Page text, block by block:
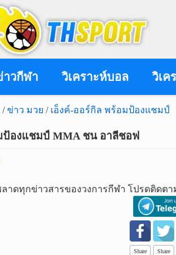
าวกีฬา วิเคราะห์บอล วิเค
/ ข่าว มวย / เอ็งค์-ออร์กิล พร้อมป้องแชมป์
ป้องแชมป์ MMA ชน อาลีชอฟ
าดทุกข่าวสารของวงการกีฬา โปรดติดตา
Share Share